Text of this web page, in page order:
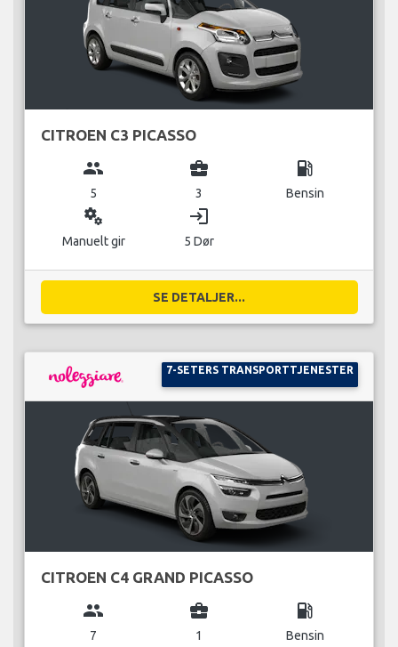
CITROEN C3 PICASSO
group
5
business_center
3
local_gas_station
Bensin
miscellaneous_services
Manuelt gir
login
5 Dør
SE DETALJER...
7-SETERS TRANSPORTTJENESTER
CITROEN C4 GRAND PICASSO
group
7
business_center
1
local_gas_station
Bensin